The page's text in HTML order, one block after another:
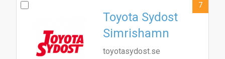
Toyota Sydost
Simrishamn
toyotasydost.se
7